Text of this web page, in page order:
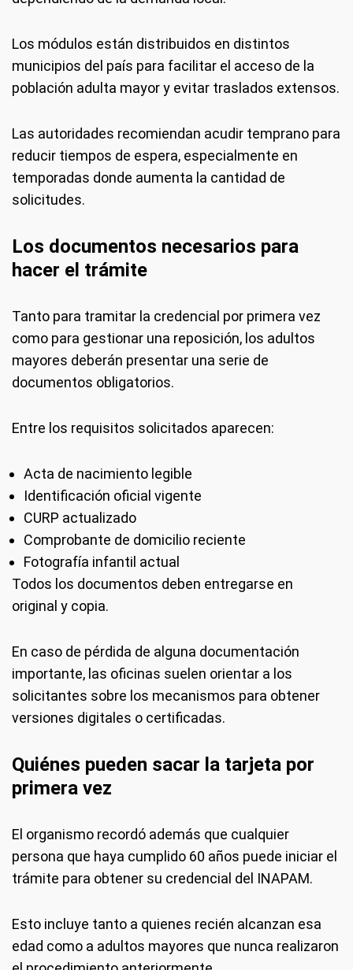
Los módulos están distribuidos en distintos
municipios del país para facilitar el acceso de la
población adulta mayor y evitar traslados extensos.
Las autoridades recomiendan acudir temprano para
reducir tiempos de espera, especialmente en
temporadas donde aumenta la cantidad de
solicitudes.
Los documentos necesarios para
hacer el trámite
Tanto para tramitar la credencial por primera vez
como para gestionar una reposición, los adultos
mayores deberán presentar una serie de
documentos obligatorios.
Entre los requisitos solicitados aparecen:
Acta de nacimiento legible
Identificación oficial vigente
CURP actualizado
Comprobante de domicilio reciente
Fotografía infantil actual
Todos los documentos deben entregarse en
original y copia.
En caso de pérdida de alguna documentación
importante, las oficinas suelen orientar a los
solicitantes sobre los mecanismos para obtener
versiones digitales o certificadas.
Quiénes pueden sacar la tarjeta por
primera vez
El organismo recordó además que cualquier
persona que haya cumplido 60 años puede iniciar el
trámite para obtener su credencial del INAPAM.
Esto incluye tanto a quienes recién alcanzan esa
edad como a adultos mayores que nunca realizaron